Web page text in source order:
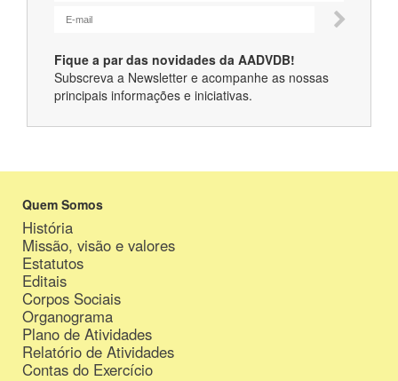
Fique a par das novidades da AADVDB!
Subscreva a Newsletter e acompanhe as nossas
principais informações e iniciativas.
Quem Somos
História
Missão, visão e valores
Estatutos
Editais
Corpos Sociais
Organograma
Plano de Atividades
Relatório de Atividades
Contas do Exercício